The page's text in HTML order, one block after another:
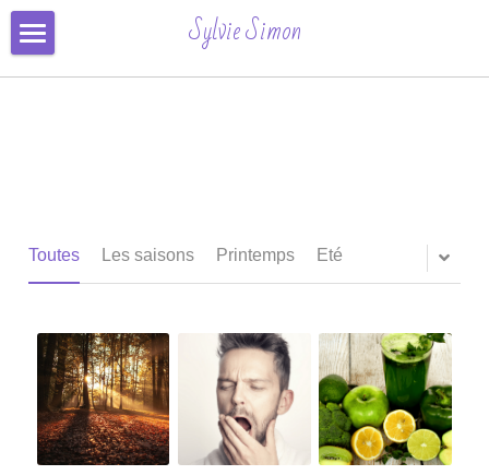
Sylvie Simon
Formation & Inscription
Avis
Inscription Ligne
Connexion/ S'inscrire
Rechercher
Toutes Les saisons Printemps Eté
CATÉGORIES DE BLOG